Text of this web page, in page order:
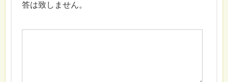
答は致しません。